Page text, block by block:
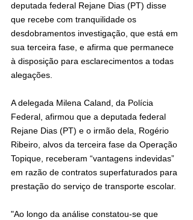
deputada federal Rejane Dias (PT) disse
que recebe com tranquilidade os
desdobramentos investigação, que está em
sua terceira fase, e afirma que permanece
à disposição para esclarecimentos a todas
alegações.
A delegada Milena Caland, da Polícia
Federal, afirmou que a deputada federal
Rejane Dias (PT) e o irmão dela, Rogério
Ribeiro, alvos da terceira fase da Operação
Topique, receberam “vantagens indevidas”
em razão de contratos superfaturados para
prestação do serviço de transporte escolar.
"Ao longo da análise constatou-se que